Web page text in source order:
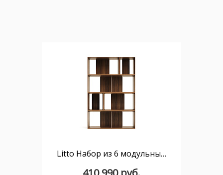
Litto Набор из 6 модульных полок из шпона ореха 101 x 152 см